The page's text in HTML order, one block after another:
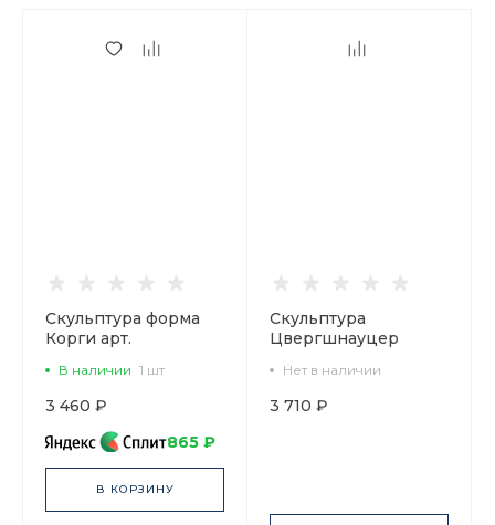
Скульптура форма
Корги арт.
В наличии 1 шт
3 460 ₽
865 ₽
В КОРЗИНУ
Скульптура
Цвергшнауцер
82.82742.00.1
Нет в наличии
3 710 ₽